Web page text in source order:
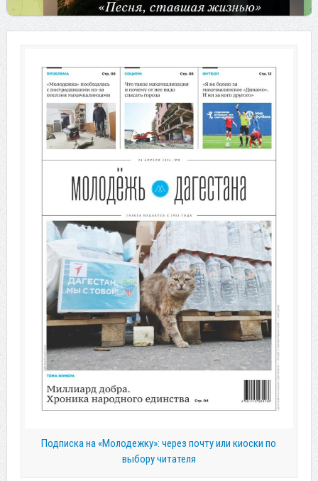
Подписка на «Молодежку»: через почту или киоски по
выбору читателя